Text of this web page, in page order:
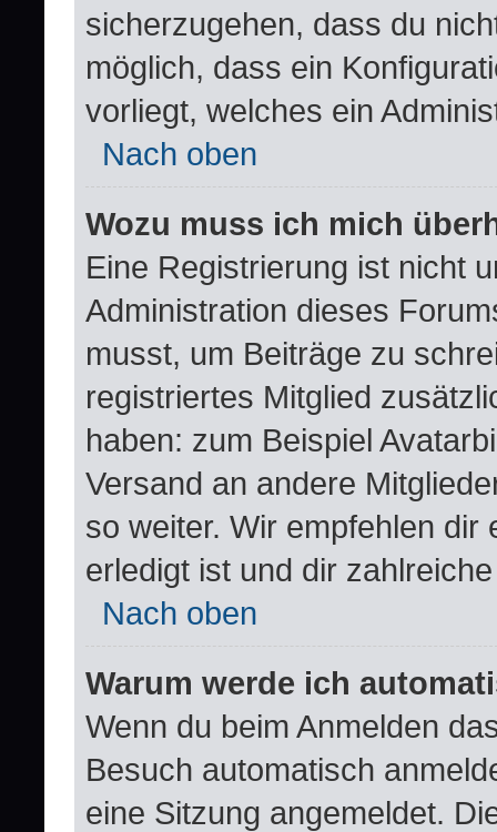
sicherzugehen, dass du
möglich, dass ein
vorliegt, welches ein
Nach oben
Wozu muss ich mich
Eine Registrierung ist nicht
Administration dieses
musst, um Beiträge zu
registriertes Mitglied
haben: zum Beispiel
Versand an andere
so weiter. Wir empfehlen dir
erledigt ist und dir
Nach oben
Warum werde ich
Wenn du beim Anmelden
Besuch automatisch
eine Sitzung angemeldet.